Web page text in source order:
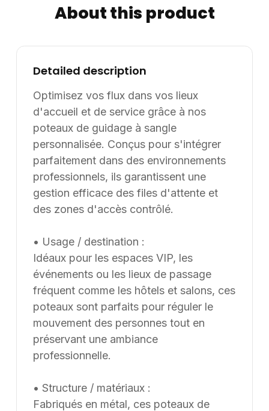
l’événementiel et des environnements de travail dans
l’international. Les modèles présentés au catalogue
dimensions, de finitions et de coloris, selon les besoins
du client. Nous pouvons également développer des
solutions sur mesure à partir d’une feuille blanche,
chaque projet pouvant être conçu et ajusté selon les
contraintes et les usages spécifiques.
About this product
Detailed description
Optimisez vos flux dans vos lieux
d'accueil et de service grâce à nos
poteaux de guidage à sangle
personnalisée. Conçus pour s'intégrer
parfaitement dans des environnements
professionnels, ils garantissent une
gestion efficace des files d'attente et
des zones d'accès contrôlé.
• Usage / destination :
Idéaux pour les espaces VIP, les
événements ou les lieux de passage
fréquent comme les hôtels et salons, ces
poteaux sont parfaits pour réguler le
mouvement des personnes tout en
préservant une ambiance
professionnelle.
• Structure / matériaux :
Fabriqués en métal, ces poteaux de